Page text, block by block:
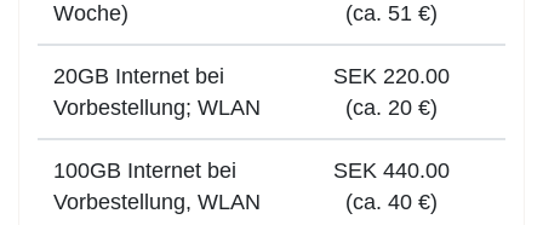
Woche)
(ca. 51 €)
20GB Internet bei
Vorbestellung; WLAN
SEK 220.00
(ca. 20 €)
100GB Internet bei
Vorbestellung, WLAN
SEK 440.00
(ca. 40 €)